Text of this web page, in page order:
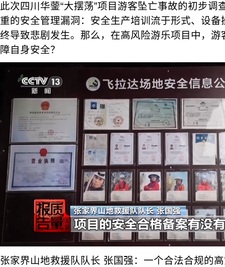
此次四川华蓥“大摆荡”项目游客坠亡事故的初步调
重的安全管理漏洞：安全生产培训流于形式、设
终导致悲剧发生。那么，在高风险游乐项目中，
障自身安全？
张家界山地救援队队长 张国强：一个合法合规的